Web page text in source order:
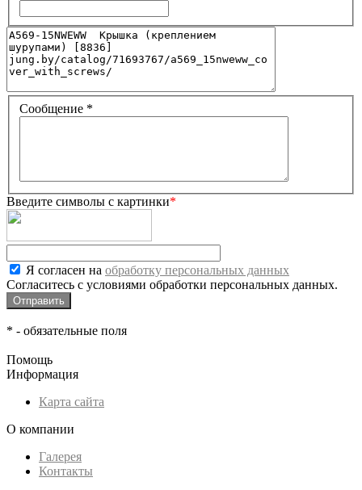
Сообщение *
Введите символы с картинки*
Я согласен на обработку персональных данных
Согласитесь с условиями обработки персональных данных.
* - обязательные поля
Помощь
Информация
Карта сайта
О компании
Галерея
Контакты